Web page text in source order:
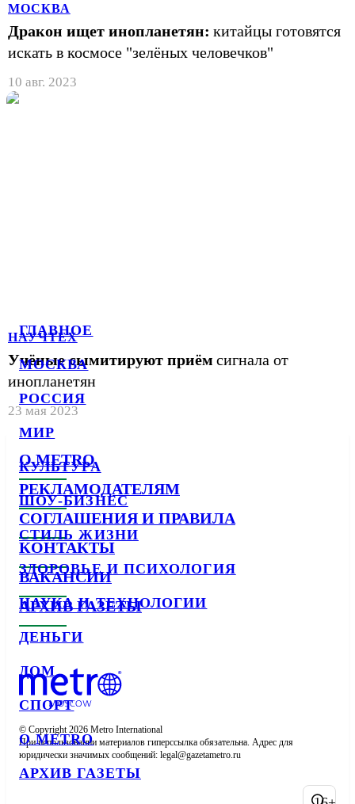
ГЛАВНОЕ
МОСКВА
РОССИЯ
МИР
КУЛЬТУРА
ШОУ-БИЗНЕС
СТИЛЬ ЖИЗНИ
ЗДОРОВЬЕ И ПСИХОЛОГИЯ
НАУКА И ТЕХНОЛОГИИ
ДЕНЬГИ
ДОМ
СПОРТ
О METRO
АРХИВ ГАЗЕТЫ
МОСКВА
Дракон ищет инопланетян: китайцы готовятся
искать в космосе "зелёных человечков"
10 авг. 2023
НАУЧТЕХ
Учёные сымитируют приём сигнала от
инопланетян
23 мая 2023
О METRO
РЕКЛАМОДАТЕЛЯМ
СОГЛАШЕНИЯ И ПРАВИЛА
КОНТАКТЫ
ВАКАНСИИ
АРХИВ ГАЗЕТЫ
© Copyright 2026 Metro International
При использовании материалов гиперссылка обязательна. Адрес для
юридически значимых сообщений: